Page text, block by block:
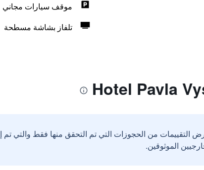
موقف سيارات مجاني
تلفاز بشاشة مسطحة
التقييمات من الحجوزات التي تم التحقق منها فقط والتي